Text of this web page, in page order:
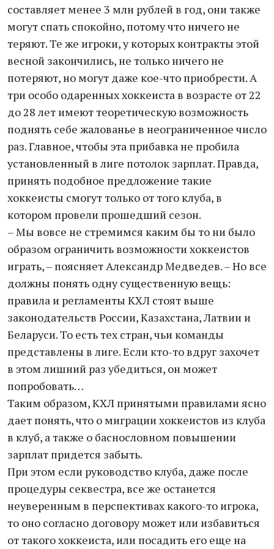
составляет менее 3 млн рублей в год, они также
могут спать спокойно, потому что ничего не
теряют. Те же игроки, у которых контракты этой
весной закончились, не только ничего не
потеряют, но могут даже кое-что приобрести. А
три особо одаренных хоккеиста в возрасте от 22
до 28 лет имеют теоретическую возможность
поднять себе жалованье в неограниченное число
раз. Главное, чтобы эта прибавка не пробила
установленный в лиге потолок зарплат. Правда,
принять подобное предложение такие
хоккеисты смогут только от того клуба, в
котором провели прошедший сезон.
– Мы вовсе не стремимся каким бы то ни было
образом ограничить возможности хоккеистов
играть, – поясняет Александр Медведев. – Но все
должны понять одну существенную вещь:
правила и регламенты КХЛ стоят выше
законодательств России, Казахстана, Латвии и
Беларуси. То есть тех стран, чьи команды
представлены в лиге. Если кто-то вдруг захочет
в этом лишний раз убедиться, он может
попробовать…
Таким образом, КХЛ принятыми правилами ясно
дает понять, что о миграции хоккеистов из клуба
в клуб, а также о баснословном повышении
зарплат придется забыть.
При этом если руководство клуба, даже после
процедуры секвестра, все же останется
неуверенным в перспективах какого-то игрока,
то оно согласно договору может или избавиться
от такого хоккеиста, или посадить его еще на